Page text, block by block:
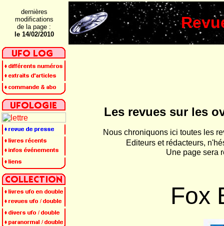
dernières
modifications
de la page :
le 14/02/2010
Les revues sur les
Nous chroniquons ici toutes les
Editeurs et rédacteurs,
Une page sera
Fox